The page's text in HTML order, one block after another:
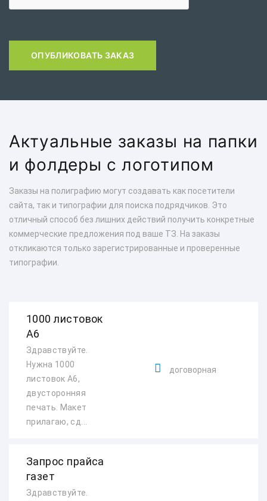
ОПУБЛИКОВАТЬ ЗАКАЗ
Актуальные заказы на папки
и фолдеры с логотипом
Заказы на полиграфию могут создавать как посетители
сайта, так и типографии для поиска подрядчиков. Это
отличный способ без лишних действий получить конкретные
коммерческие предложения под ваше ТЗ. На заказы
откликаются только зарегистрированные и проверенные
типографии.
1000 листовок
А6
Здравствуйте.
Нужна 1000
листовок А6,
двусторонняя
печать. Макет
прилагаю, сд...
договорная
Запрос прайса
газет
Здравствуйте.